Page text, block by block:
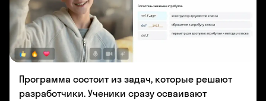
Программа состоит из задач, которые решают
разработчики. Ученики сразу осваивают